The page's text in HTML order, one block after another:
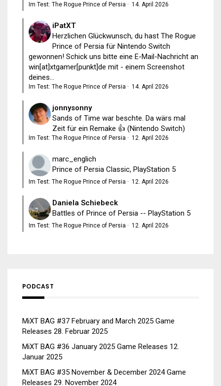
Im Test: The Rogue Prince of Persia · 14. April 2026
iPatXT
Herzlichen Glückwunsch, du hast The Rogue
Prince of Persia für Nintendo Switch
gewonnen! Schick uns bitte eine E-Mail-Nachricht an
win[at]xtgamer[punkt]de mit - einem Screenshot
deines...
Im Test: The Rogue Prince of Persia · 14. April 2026
jonnysonny
Sands of Time war beschte. Da wärs mal
Zeit für ein Remake 👍 (Nintendo Switch)
Im Test: The Rogue Prince of Persia · 12. April 2026
marc_englich
Prince of Persia Classic, PlayStation 5
Im Test: The Rogue Prince of Persia · 12. April 2026
Daniela Schiebeck
Battles of Prince of Persia -- PlayStation 5
Im Test: The Rogue Prince of Persia · 12. April 2026
PODCAST
MiXT BAG #37 February and March 2025 Game
Releases 28. Februar 2025
MiXT BAG #36 January 2025 Game Releases 12.
Januar 2025
MiXT BAG #35 November & December 2024 Game
Releases 29. November 2024